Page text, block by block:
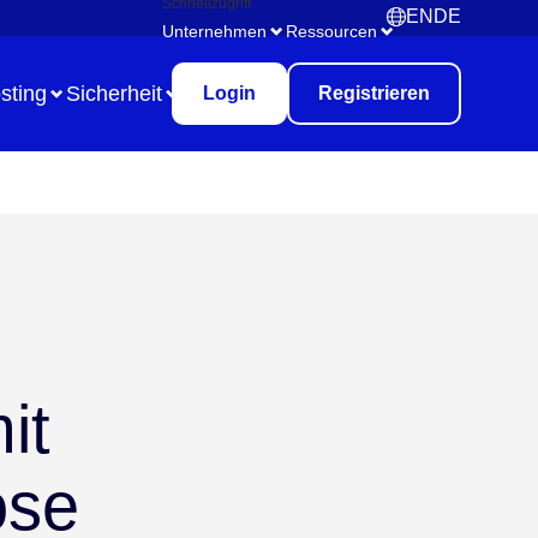
Unternehmen Ressourcen
EN
English
DE
Deutsch
Brainstorming
Sicherheit Login Registrieren